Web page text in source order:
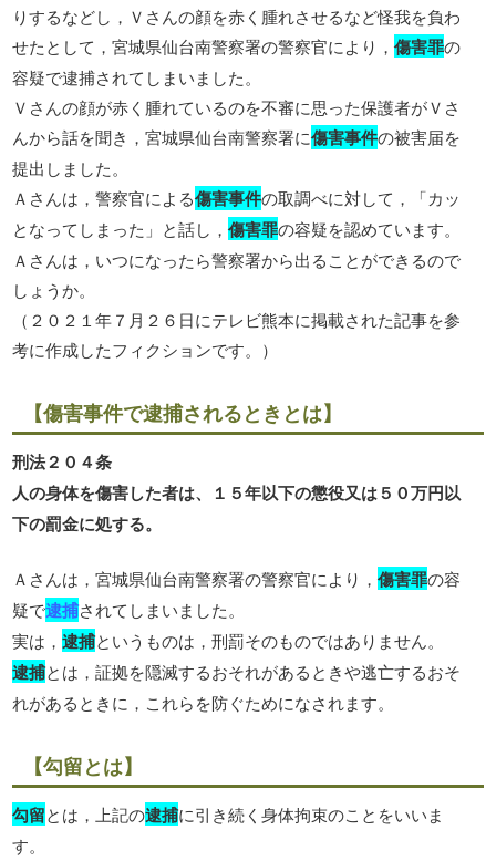
りするなどし，Ｖさんの顔を赤く腫れさせるなど怪我を負わ
せたとして，宮城県仙台南警察署の警察官により，傷害罪の
容疑で逮捕されてしまいました。
Ｖさんの顔が赤く腫れているのを不審に思った保護者がＶさ
んから話を聞き，宮城県仙台南警察署に傷害事件の被害届を
提出しました。
Ａさんは，警察官による傷害事件の取調べに対して，「カッ
となってしまった」と話し，傷害罪の容疑を認めています。
Ａさんは，いつになったら警察署から出ることができるので
しょうか。
（２０２１年７月２６日にテレビ熊本に掲載された記事を参
考に作成したフィクションです。）
【傷害事件で逮捕されるときとは】
刑法２０４条
人の身体を傷害した者は、１５年以下の懲役又は５０万円以
下の罰金に処する。
Ａさんは，宮城県仙台南警察署の警察官により，傷害罪の容
疑で逮捕されてしまいました。
実は，逮捕というものは，刑罰そのものではありません。
逮捕とは，証拠を隠滅するおそれがあるときや逃亡するおそ
れがあるときに，これらを防ぐためになされます。
【勾留とは】
勾留とは，上記の逮捕に引き続く身体拘束のことをいいま
す。